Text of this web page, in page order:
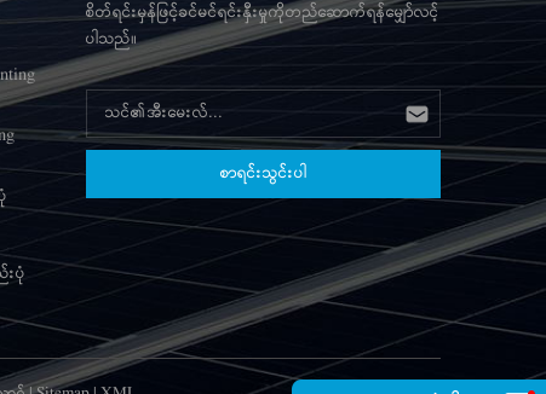
းပုံ
စိတ်ရင်းမှန်ဖြင့်ခင်မင်ရင်းနှီးမှုကိုတည်ဆောက်ရန်မျှော်လင့်
ပါသည်။